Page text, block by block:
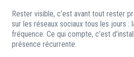
Rester visible, c’est avant tout rester
sur les réseaux sociaux tous les jours :
fréquence. Ce qui compte, c’est
présence récurrente.